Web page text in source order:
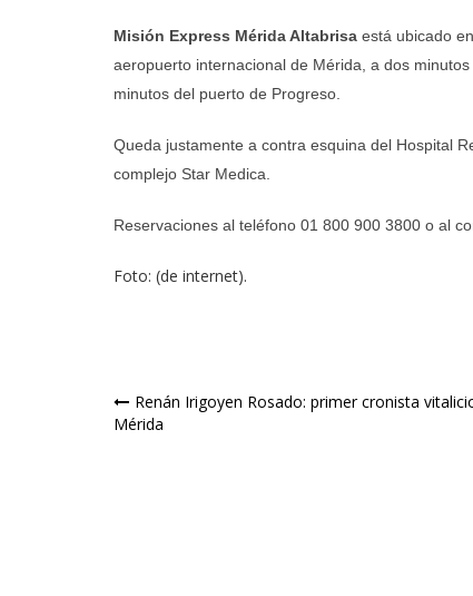
Misión Express Mérida Altabrisa está ubicado
aeropuerto internacional de Mérida, a dos
minutos del puerto de Progreso.
Queda justamente a contra esquina del Hospital
complejo Star Medica.
Reservaciones al teléfono 01 800 900 3800 o al
Foto: (de internet).
Navegación
Renán Irigoyen Rosado: primer cronista
Mérida